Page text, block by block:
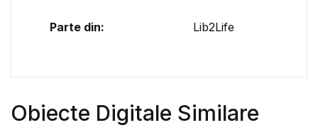
Parte din: Lib2Life
Obiecte Digitale Similare